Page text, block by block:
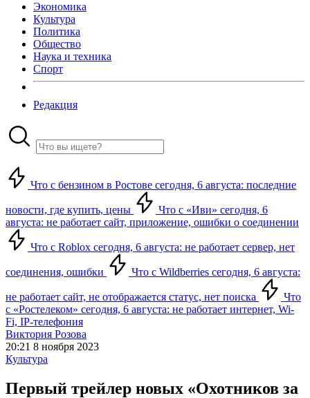
Экономика
Культура
Политика
Общество
Наука и техника
Спорт
Редакция
Что с бензином в Ростове сегодня, 6 августа: последние
новости, где купить, цены
Что с «Иви» сегодня, 6
августа: не работает сайт, приложение, ошибки о соединении
Что с Roblox сегодня, 6 августа: не работает сервер, нет
соединения, ошибки Что с Wildberries сегодня, 6 августа:
не работает сайт, не отображается статус, нет поиска
Что
с «Ростелеком» сегодня, 6 августа: не работает интернет, Wi-
Fi, IP-телефония
Виктория Розова
20:21 8 ноября 2023
Культура
Первый трейлер новых «Охотников за